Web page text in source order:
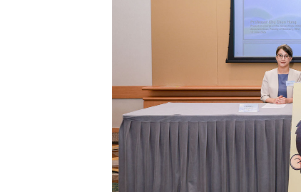
3
除霉菌
身發霉
法寶？！
4
白襪救
泡 成
另附日
5
清潔小
有味 日